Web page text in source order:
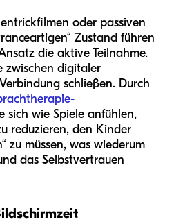
oder passiven
Zustand führen
die aktive Teilnahme.
zwischen digitaler
schließen. Durch
sich wie Spiele anfühlen,
reduzieren, den Kinder
zu müssen, was wiederum
das Selbstvertrauen